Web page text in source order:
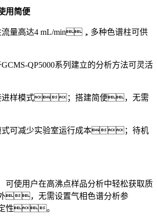
用简便
高达4 mL/min，多种色谱柱可供
QP5000系列建立的分析方法可灵活
样模式；搭建简便，无需
可减少实验室运行成本；待机
可使用户在高沸点样品分析中轻松获取质
，无需设置气相色谱分析参
性。